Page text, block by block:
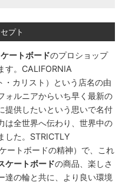
プト
ートボードのプロショップ
す。CALIFORNIA
・カリスト）という店名の由
ォルニアからいち早く最新の
提供したいという思いで名付
は全世界へ伝わり、世界中の
した。STRICTLY
ートボードの精神）で、これ
ケートボードの商品、楽しさ
達の輪と共に、より良い環境